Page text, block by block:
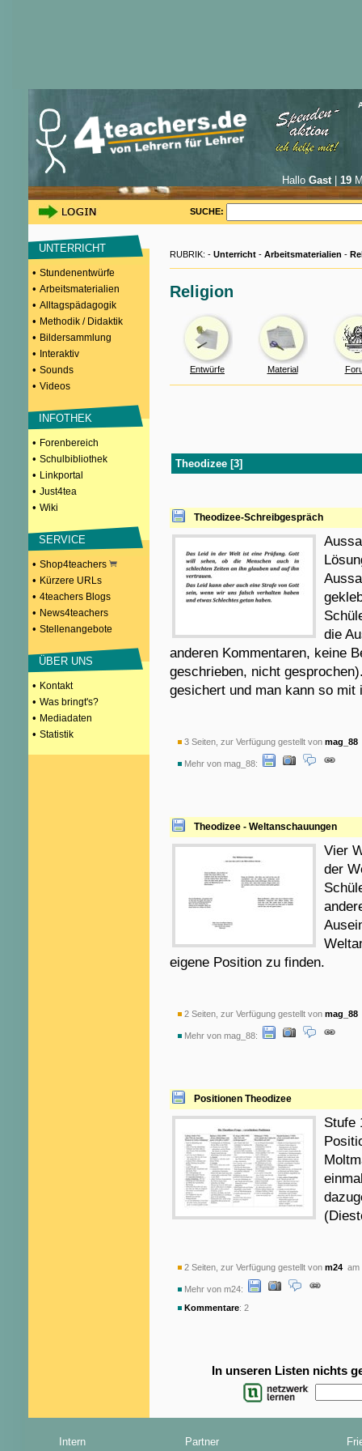
Hallo Gast| 19
SUCHE:
UNTERRICHT
• Stundenentwürfe
• Arbeitsmaterialien
• Alltagspädagogik
• Methodik / Didaktik
• Bildersammlung
• Interaktiv
• Sounds
• Videos
INFOTHEK
• Forenbereich
• Schulbibliothek
• Linkportal
• Just4tea
• Wiki
SERVICE
• Shop4teachers
• Kürzere URLs
• 4teachers Blogs
• News4teachers
• Stellenangebote
ÜBER UNS
• Kontakt
• Was bringt's?
• Mediadaten
• Statistik
RUBRIK: - Unterricht - Arbeitsmaterialien -
Religion
Entwürfe Material
Theodizee [3]
Theodizee-Schreibgespräch
die
anderen Kommentaren, keine
geschrieben, nicht
gesichert und man kann so mit
3 Seiten, zur Verfügung gestellt von mag_88
Mehr von mag_88:
Theodizee - Weltanschauungen
Vier
der
eigene Position zu finden.
2 Seiten, zur Verfügung gestellt von mag_88
Mehr von mag_88:
Positionen Theodizee
Stufe
2 Seiten, zur Verfügung gestellt von m24 am
Mehr von m24:
Kommentare: 2
In unseren Listen nichts
Intern Partner